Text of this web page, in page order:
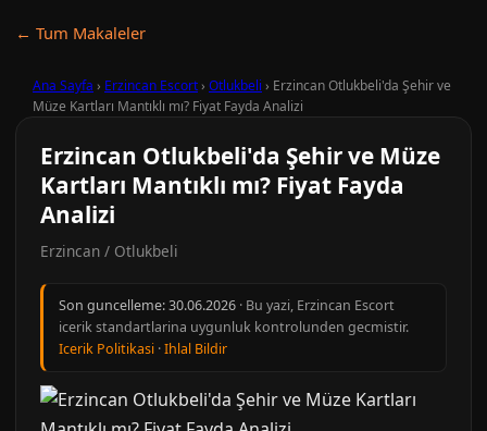
← Tum Makaleler
Ana Sayfa › Erzincan Escort› Otlukbeli › Erzincan Otlukbeli'da Şehir ve
Müze Kartları Mantıklı mı? Fiyat Fayda Analizi
Erzincan Otlukbeli'da Şehir ve Müze
Kartları Mantıklı mı? Fiyat Fayda
Analizi
Erzincan / Otlukbeli
Son guncelleme:30.06.2026 · Bu yazi, Erzincan Escort
icerik standartlarina uygunluk kontrolunden gecmistir.
Icerik Politikasi ·Ihlal Bildir